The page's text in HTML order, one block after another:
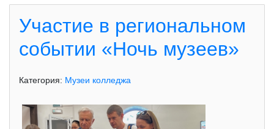
Участие в региональном
событии «Ночь музеев»
Категория: Музеи колледжа